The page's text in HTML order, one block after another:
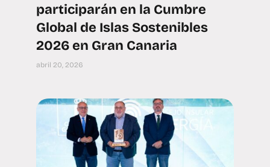
participarán en la Cumbre
Global de Islas Sostenibles
2026 en Gran Canaria
abril 20, 2026